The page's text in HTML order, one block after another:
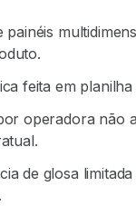
painéis
feita em
operadora não
de glosa